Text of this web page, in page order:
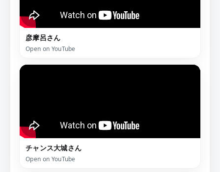
彦摩呂さん
Open on YouTube
チャンス大城さん
Open on YouTube